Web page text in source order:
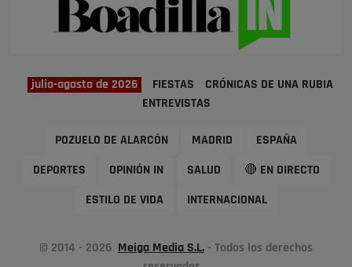
julio-agosto de 2026 FIESTAS
CRÓNICAS DE UNA RUBIA
ENTREVISTAS
POZUELO DE ALARCÓN MADRID ESPAÑA
DEPORTES OPINIÓN IN SALUD 🔴 EN DIRECTO
ESTILO DE VIDA INTERNACIONAL
© 2014 - 2026 Meiga Media S.L. - Todos los derechos